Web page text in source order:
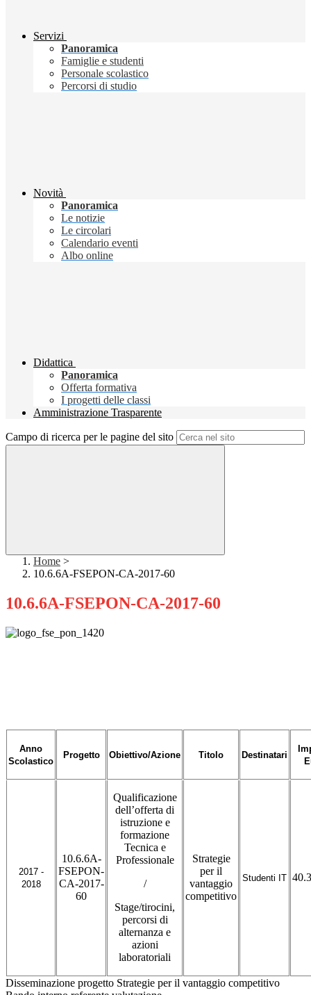
Servizi
Panoramica
Famiglie e studenti
Personale scolastico
Percorsi di studio
Novità
Panoramica
Le notizie
Le circolari
Calendario eventi
Albo online
Didattica
Panoramica
Offerta formativa
I progetti delle classi
Amministrazione Trasparente
Campo di ricerca per le pagine del sito
Home >
10.6.6A-FSEPON-CA-2017-60
10.6.6A-FSEPON-CA-2017-60
Anno
Scolastico
Progetto Obiettivo/Azione Titolo Destinatari
2017 -
2018
10.6.6A-
FSEPON-
CA-2017-
60
Qualificazione
dell’offerta di
istruzione e
formazione
Tecnica e
Professionale
/
Stage/tirocini,
percorsi di
alternanza e
azioni
laboratoriali
Strategie
per il
vantaggio
competitivo
Studenti IT
Disseminazione progetto Strategie per il vantaggio competitivo